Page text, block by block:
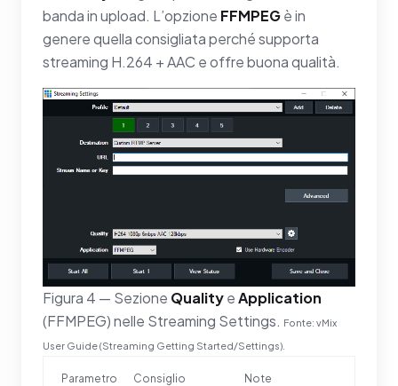
banda in upload. L’opzione FFMPEGè in
genere quella consigliata perché supporta
streaming H.264 + AAC e offre buona qualità.
Figura 4 — Sezione QualityeApplication
(FFMPEG) nelle Streaming Settings. Fonte: vMix
User Guide (Streaming Getting Started/Settings).
Parametro Consiglio Note